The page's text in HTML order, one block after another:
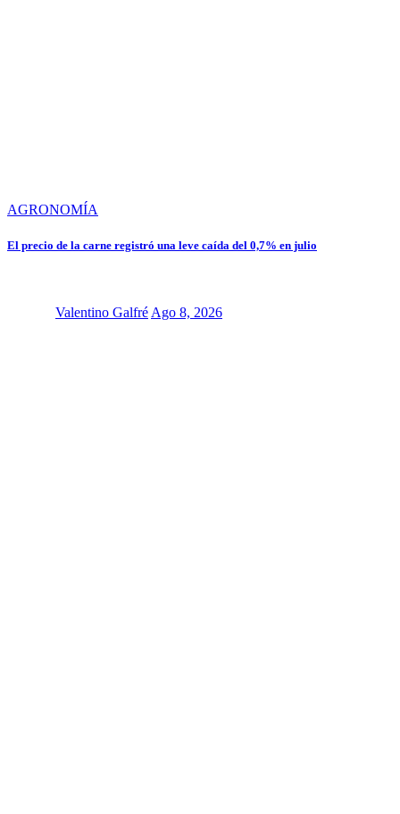
AGRONOMÍA
El precio de la carne registró una leve caída del 0,7% en julio
Valentino Galfré Ago 8, 2026